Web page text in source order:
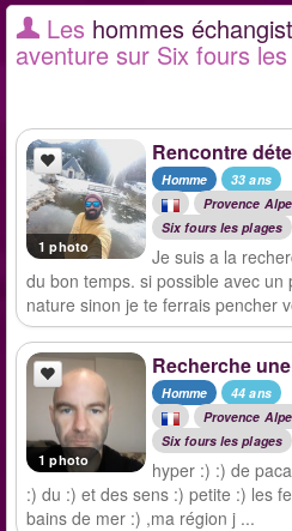
Les hommes
aventure sur Six fours
1 photo
Rencontre
Homme
33 ans
Provence
Six fours les plages
Je suis a la
du bon temps. si possible avec
nature sinon je te ferrais pencher
1 photo
Recherche
Homme
44 ans
Provence
Six fours les plages
hyper :) :) de
:) du :) et des sens :) petite :) les
bains de mer :) ,ma région j ...